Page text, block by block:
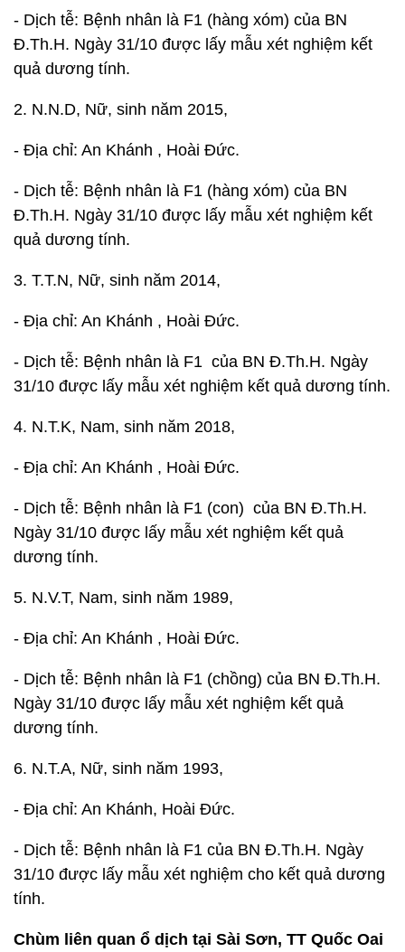
- Dịch tễ: Bệnh nhân là F1 (hàng xóm) của BN
Đ.Th.H. Ngày 31/10 được lấy mẫu xét nghiệm kết
quả dương tính.
2. N.N.D, Nữ, sinh năm 2015,
- Địa chỉ: An Khánh , Hoài Đức.
- Dịch tễ: Bệnh nhân là F1 (hàng xóm) của BN
Đ.Th.H. Ngày 31/10 được lấy mẫu xét nghiệm kết
quả dương tính.
3. T.T.N, Nữ, sinh năm 2014,
- Địa chỉ: An Khánh , Hoài Đức.
- Dịch tễ: Bệnh nhân là F1 của BN Đ.Th.H. Ngày
31/10 được lấy mẫu xét nghiệm kết quả dương tính.
4. N.T.K, Nam, sinh năm 2018,
- Địa chỉ: An Khánh , Hoài Đức.
- Dịch tễ: Bệnh nhân là F1 (con) của BN Đ.Th.H.
Ngày 31/10 được lấy mẫu xét nghiệm kết quả
dương tính.
5. N.V.T, Nam, sinh năm 1989,
- Địa chỉ: An Khánh , Hoài Đức.
- Dịch tễ: Bệnh nhân là F1 (chồng) của BN Đ.Th.H.
Ngày 31/10 được lấy mẫu xét nghiệm kết quả
dương tính.
6. N.T.A, Nữ, sinh năm 1993,
- Địa chỉ: An Khánh, Hoài Đức.
- Dịch tễ: Bệnh nhân là F1 của BN Đ.Th.H. Ngày
31/10 được lấy mẫu xét nghiệm cho kết quả dương
tính.
Chùm liên quan ổ dịch tại Sài Sơn, TT Quốc Oai